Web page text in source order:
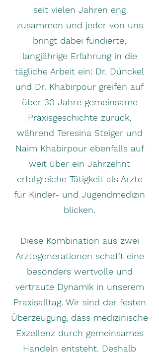
seit vielen Jahren eng
zusammen und jeder von uns
bringt dabei fundierte,
langjährige Erfahrung in die
tägliche Arbeit ein: Dr. Dünckel
und Dr. Khabirpour greifen auf
über 30 Jahre gemeinsame
Praxisgeschichte zurück,
während Teresina Steiger und
Naim Khabirpour ebenfalls auf
weit über ein Jahrzehnt
erfolgreiche Tätigkeit als Ärzte
für Kinder- und Jugendmedizin
blicken.
Diese Kombination aus zwei
Ärztegenerationen schafft eine
besonders wertvolle und
vertraute Dynamik in unserem
Praxisalltag. Wir sind der festen
Überzeugung, dass medizinische
Exzellenz durch gemeinsames
Handeln entsteht. Deshalb